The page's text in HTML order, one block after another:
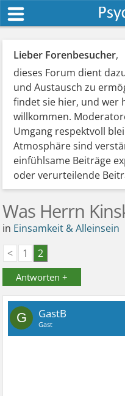
Lieber Forenbesucher,
dieses Forum dient
und Austausch zu
findet sie hier, und wer
willkommen.
Umgang respektvoll
Atmosphäre sind
einfühlsame Beiträge
oder verurteilende
Was Herrn
in Einsamkeit & Alleinsein
<
1 2
Antworten +
G GastB
Gast